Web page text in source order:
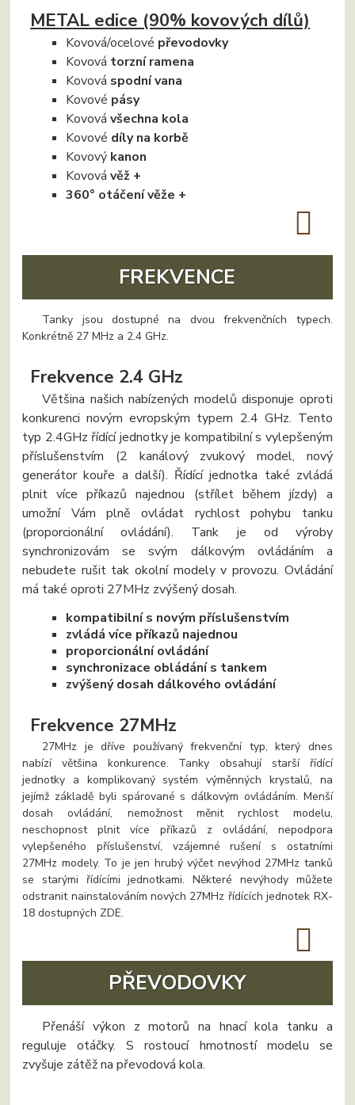
METAL edice (90% kovových dílů)
Kovová/ocelové převodovky
Kovová torzní ramena
Kovová spodní vana
Kovové pásy
Kovovávšechna kola
Kovové díly na korbě
Kovový kanon
Kovovávěž +
360° otáčení věže +
FREKVENCE
Tanky jsou dostupné na dvou frekvenčních typech.
Konkrétně 27 MHz a 2.4 GHz.
Frekvence 2.4 GHz
Většina našich nabízených modelů disponuje oproti
konkurenci novým evropským typem 2.4 GHz. Tento
typ 2.4GHz řídící jednotky je kompatibilní s vylepšeným
příslušenstvím (2 kanálový zvukový model, nový
generátor kouře a další). Řídící jednotka také zvládá
plnit více příkazů najednou (střílet během jízdy) a
umožní Vám plně ovládat rychlost pohybu tanku
(proporcionální ovládání). Tank je od výroby
synchronizovám se svým dálkovým ovládáním a
nebudete rušit tak okolní modely v provozu. Ovládání
má také oproti 27MHz zvýšený dosah.
kompatibilní s novým příslušenstvím
zvládá více příkazů najednou
proporcionální ovládání
synchronizace obládání s tankem
zvýšený dosah dálkového ovládání
Frekvence 27MHz
27MHz je dříve používaný frekvenční typ, který dnes
nabízí většina konkurence. Tanky obsahují starší řídící
jednotky a komplikovaný systém výměnných krystalů, na
jejímž základě byli spárované s dálkovým ovládáním. Menší
dosah ovládání, nemožnost měnit rychlost modelu,
neschopnost plnit více příkazů z ovládání, nepodpora
vylepšeného příslušenství, vzájemné rušení s ostatními
27MHz modely. To je jen hrubý výčet nevýhod 27MHz tanků
se starými řídícími jednotkami. Některé nevýhody můžete
odstranit nainstalováním nových 27MHz řídících jednotek RX-
18 dostupných ZDE.
PŘEVODOVKY
Přenáší výkon z motorů na hnací kola tanku a
reguluje otáčky. S rostoucí hmotností modelu se
zvyšuje zátěž na převodová kola.